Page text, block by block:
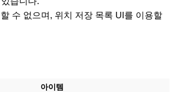
수 없으며, 위치 저장 목록 UI를 이용할
아이템